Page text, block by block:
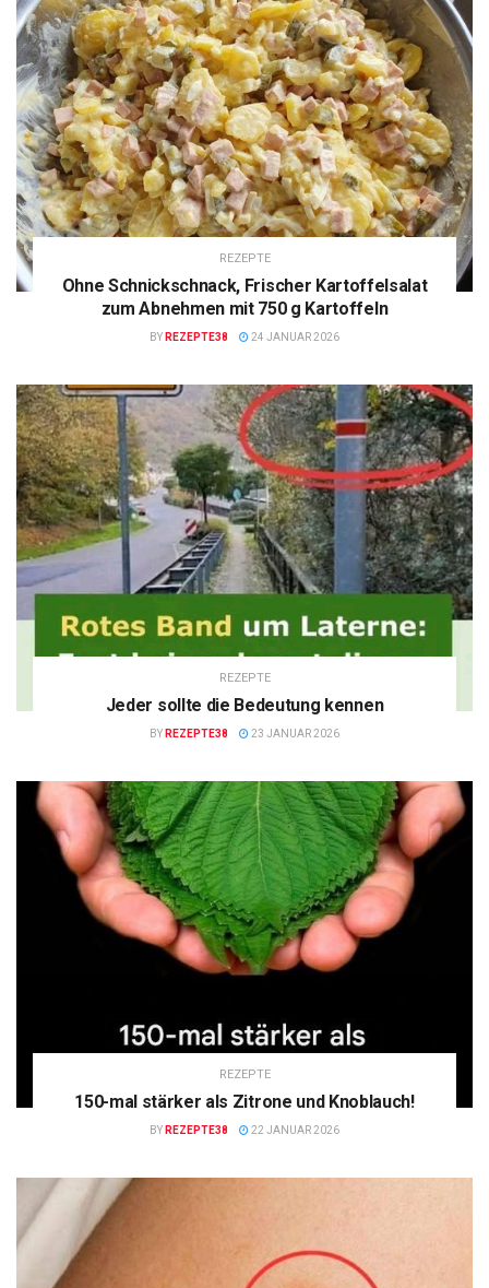
REZEPTE
Ohne Schnickschnack, Frischer Kartoffelsalat
zum Abnehmen mit 750 g Kartoffeln
BY REZEPTE38 24 JANUAR 2026
REZEPTE
Jeder sollte die Bedeutung kennen
BY REZEPTE38 23 JANUAR 2026
REZEPTE
150-mal stärker als Zitrone und Knoblauch!
BY REZEPTE38 22 JANUAR 2026